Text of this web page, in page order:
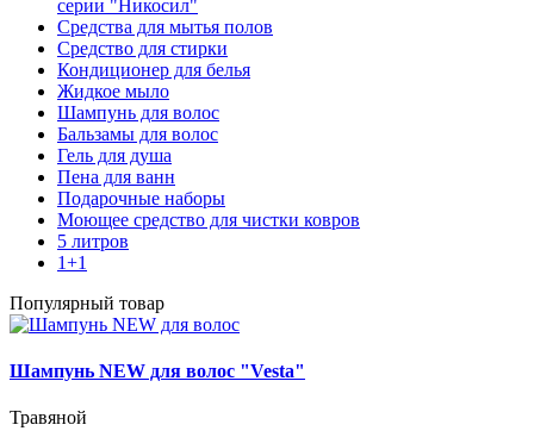
серии "Никосил"
Средства для мытья полов
Средство для стирки
Кондиционер для белья
Жидкое мыло
Шампунь для волос
Бальзамы для волос
Гель для душа
Пена для ванн
Подарочные наборы
Моющее средство для чистки ковров
5 литров
1+1
Популярный товар
Шампунь NEW для волос "Vesta"
Травяной